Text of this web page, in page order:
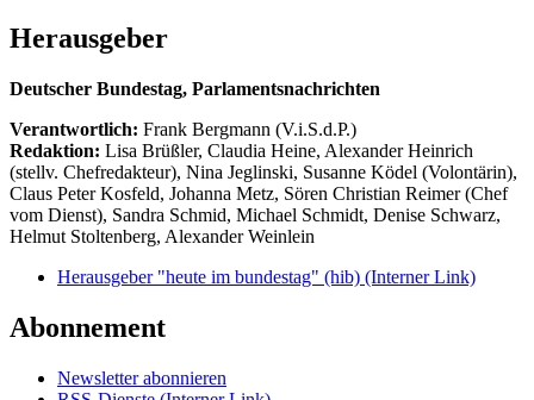
Herausgeber
Deutscher Bundestag, Parlamentsnachrichten
Verantwortlich: Frank Bergmann (V.i.S.d.P.)
Redaktion: Lisa Brüßler, Claudia Heine, Alexander Heinrich
(stellv. Chefredakteur), Nina Jeglinski, Susanne Ködel (Volontärin),
Claus Peter Kosfeld, Johanna Metz, Sören Christian Reimer (Chef
vom Dienst), Sandra Schmid, Michael Schmidt, Denise Schwarz,
Helmut Stoltenberg, Alexander Weinlein
Herausgeber "heute im bundestag" (hib) (Interner Link)
Abonnement
Newsletter abonnieren